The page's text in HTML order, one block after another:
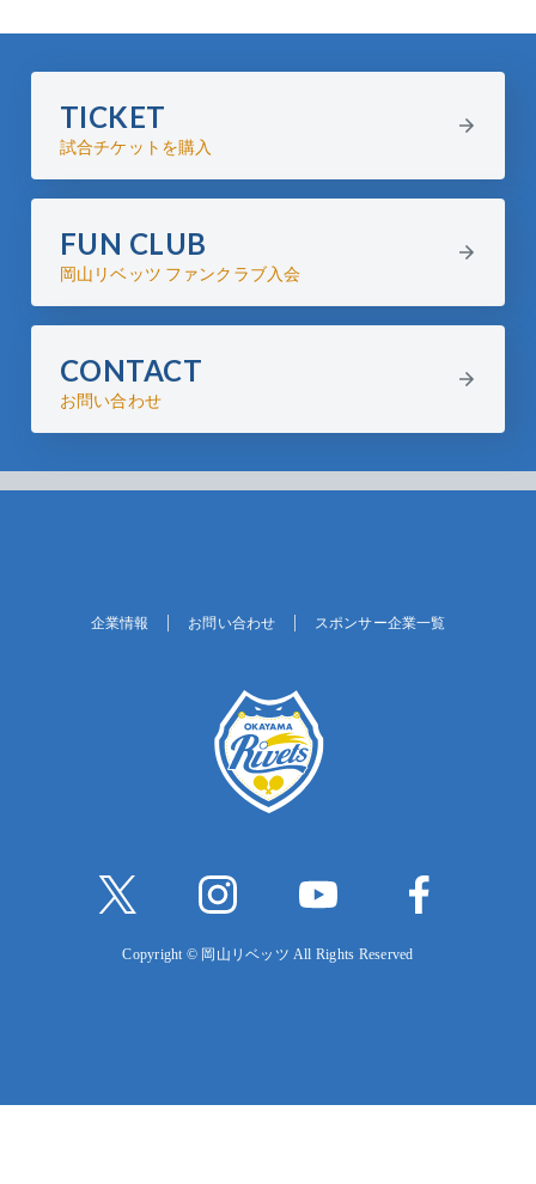
TICKET
試合チケットを購入
FUN CLUB
岡山リベッツ ファンクラブ入会
CONTACT
お問い合わせ
企業情報 お問い合わせ スポンサー企業一覧
Copyright © 岡山リベッツ All Rights Reserved